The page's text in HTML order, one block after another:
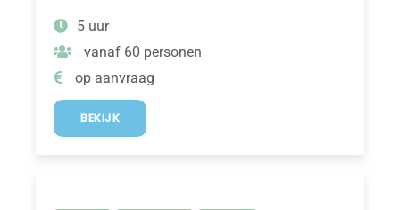
5 uur
vanaf 60 personen
op aanvraag
BEKIJK